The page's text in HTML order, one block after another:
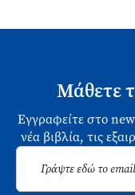
Μάθετε
Εγγραφείτε στο
νέα βιβλία, τις